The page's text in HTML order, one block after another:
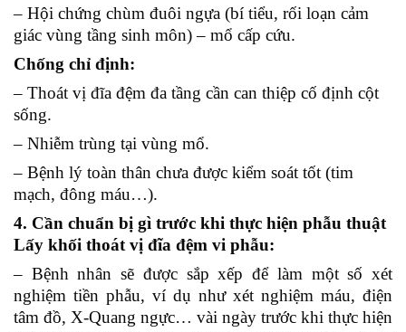
– Hội chứng chùm đuôi ngựa (bí tiểu, rối loạn cảm
giác vùng tầng sinh môn) – mổ cấp cứu.
Chống chỉ định:
– Thoát vị đĩa đệm đa tầng cần can thiệp cố định cột
sống.
– Nhiễm trùng tại vùng mổ.
– Bệnh lý toàn thân chưa được kiểm soát tốt (tim
mạch, đông máu…).
4. Cần chuẩn bị gì trước khi thực hiện phẫu thuật
Lấy khối thoát vị đĩa đệm vi phẫu:
– Bệnh nhân sẽ được sắp xếp để làm một số xét
nghiệm tiền phẫu, ví dụ như xét nghiệm máu, điện
tâm đồ, X-Quang ngực… vài ngày trước khi thực hiện